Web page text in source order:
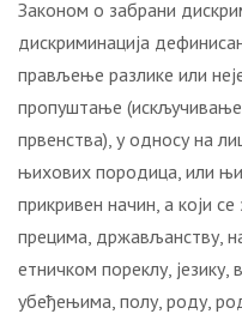
Законом о забрани
дискриминација
прављење разлике или
пропуштање
првенства), у односу на
њихових породица, или
прикривен начин, а који
прецима, држављанству,
етничком пореклу,
убеђењима, полу, роду,